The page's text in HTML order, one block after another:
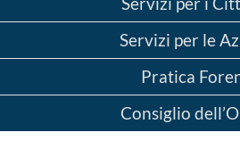
Servizi per le
Pratica
Consiglio